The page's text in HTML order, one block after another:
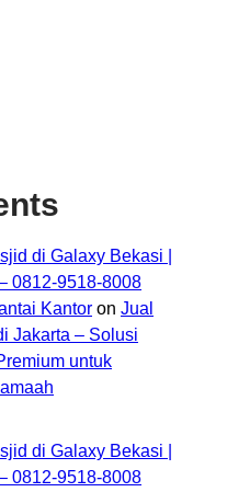
di Galaxy Bekasi |
0812-9518-8008
Kantor on Jual
Jakarta – Solusi
untuk
di Galaxy Bekasi |
0812-9518-8008